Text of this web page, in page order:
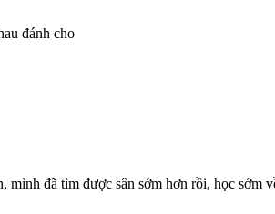
đánh cho
đã tìm được sân sớm hơn rồi, học sớm